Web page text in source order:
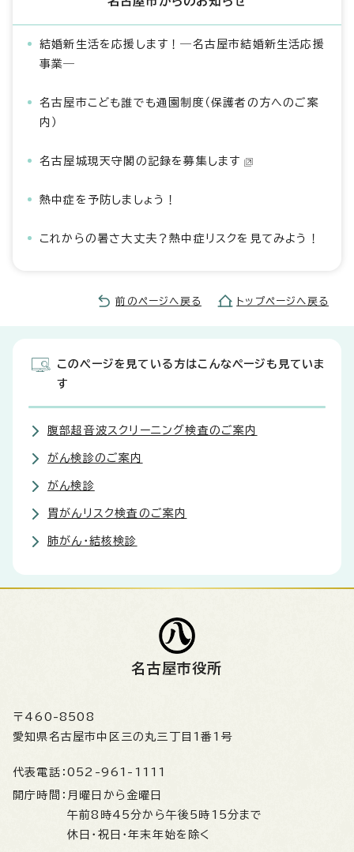
結婚新生活を応援します！―名古屋市結婚新生活応援
事業―
名古屋市こども誰でも通園制度（保護者の方へのご案
内）
名古屋城現天守閣の記録を募集します
熱中症を予防しましょう！
これからの暑さ大丈夫？熱中症リスクを見てみよう！
前のページへ戻る トップページへ戻る
このページを見ている方はこんなページも見ていま
す
腹部超音波スクリーニング検査のご案内
がん検診のご案内
がん検診
胃がんリスク検査のご案内
肺がん・結核検診
名古屋市役所
〒460-8508
愛知県名古屋市中区三の丸三丁目1番1号
代表電話： 052-961-1111
開庁時間： 月曜日から金曜日
午前8時45分から午後5時15分まで
休日・祝日・年末年始を除く